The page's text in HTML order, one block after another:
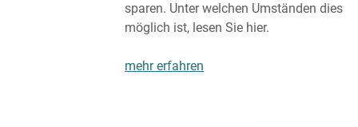
sparen. Unter welchen Umständen dies
möglich ist, lesen Sie hier.
mehr erfahren